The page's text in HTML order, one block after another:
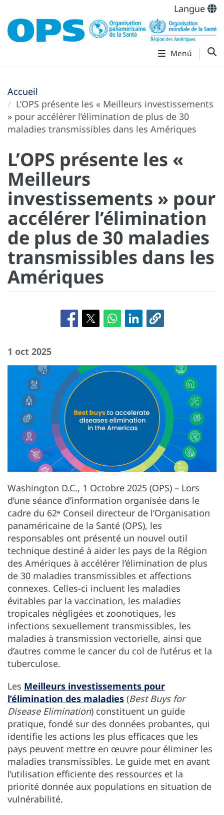
Langue
Menú
Accueil
L’OPS présente les « Meilleurs investissements
» pour accélérer l’élimination de plus de 30
maladies transmissibles dans les Amériques
L’OPS présente les «
Meilleurs
investissements » pour
accélérer l’élimination
de plus de 30 maladies
transmissibles dans les
Amériques
1 oct 2025
Washington D.C., 1 Octobre 2025 (OPS) – Lors
d’une séance d’information organisée dans le
cadre du 62ᵉ Conseil directeur de l’Organisation
panaméricaine de la Santé (OPS), les
responsables ont présenté un nouvel outil
technique destiné à aider les pays de la Région
des Amériques à accélérer l’élimination de plus
de 30 maladies transmissibles et affections
connexes. Celles-ci incluent les maladies
évitables par la vaccination, les maladies
tropicales négligées et zoonotiques, les
infections sexuellement transmissibles, les
maladies à transmission vectorielle, ainsi que
d’autres comme le cancer du col de l’utérus et la
tuberculose.
Les Meilleurs investissements pour
l’élimination des maladies (Best Buys for
Disease Elimination) constituent un guide
pratique, fondé sur des données probantes, qui
identifie les actions les plus efficaces que les
pays peuvent mettre en œuvre pour éliminer les
maladies transmissibles. Le guide met en avant
l’utilisation efficiente des ressources et la
priorité donnée aux populations en situation de
vulnérabilité.